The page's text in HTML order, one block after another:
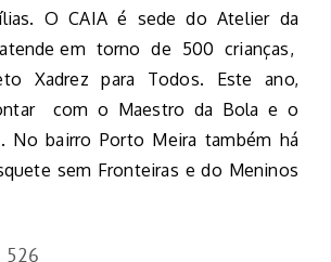
O CAIA é sede do Atelier da
atende em torno de 500 crianças,
Xadrez para Todos. Este ano,
com o Maestro da Bola e o
No bairro Porto Meira também há
sem Fronteiras e do Meninos
526